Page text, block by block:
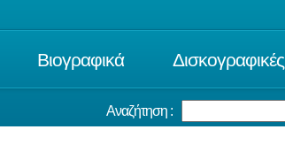
Βιογραφικά Δισκογραφικές
Αναζήτηση :